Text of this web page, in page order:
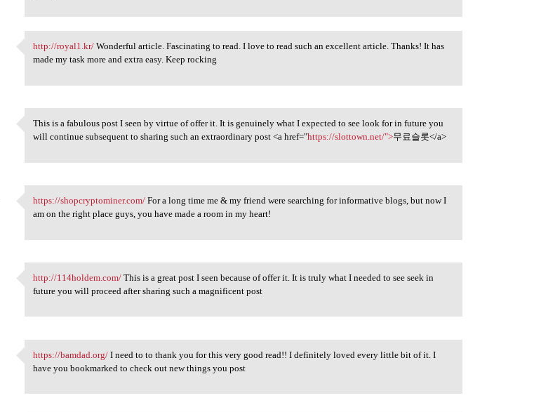
http://royal1.kr/ Wonderful
http://royal1.kr/ Wonderful article. Fascinating to read. I love to read such an excellent article. Thanks! It has
made my task more and extra easy. Keep rocking
This is a fabulous post I
This is a fabulous post I seen by virtue of offer it. It is genuinely what I expected to see look for in future you
will continue subsequent to sharing such an extraordinary post <a href="https://slottown.net/">무료슬롯</a>
https://shopcryptominer.com/
https://shopcryptominer.com/ For a long time me & my friend were searching for informative blogs, but now I
am on the right place guys, you have made a room in my heart!
http://114holdem.com/ This is
http://114holdem.com/ This is a great post I seen because of offer it. It is truly what I needed to see seek in
future you will proceed after sharing such a magnificent post
https://bamdad.org/ I need to
https://bamdad.org/ I need to to thank you for this very good read!! I definitely loved every little bit of it. I
have you bookmarked to check out new things you post